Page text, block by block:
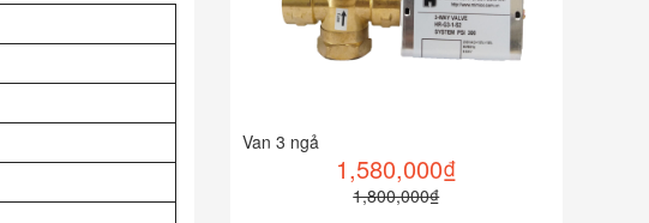
Van 3 ngả
1,580,000₫
1,800,000₫